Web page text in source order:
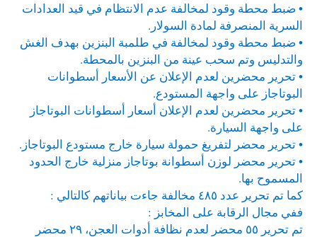
• ضبط محطة وقود لمخالفة عدم الانتظام في قيد العدادات
السرية المنصرفة لمادة السولار.
• ضبط محطة وقود لمخالفة في طلمبة البنزين بهدف الغش
والتدليس وتم سحب عينة من البنزين بالمحطة.
• تحرير محضرين لعدم الإعلان عن الأسعار أسطوانات
البوتاجاز على واجهة المستودع.
• تحرير محضرين لعدم الإعلان أسعار أسطوانات البوتاجاز
على واجهة السيارة.
• تحرير محضر لتفريغ حمولة سيارة خارج مستودع البوتاجاز.
• تحرير محضر لوزن أسطوانة بوتاجاز منزلية خارج الحدود
المسموح بها.
كما تم تحرير عدد ٤٨٥ مخالفة جاءت بياناتهم كالتالي :
ففي مجال الرقابة على المخابز :
تم تحرير ٥٥ محضر لعدم نظافة أدوات العجن، ٢٩ محضر